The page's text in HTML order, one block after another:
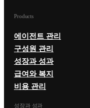
Products
에이전트 관리
구성원 관리
성장과 성과
급여와 복지
비용 관리
성장과 성과